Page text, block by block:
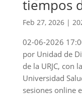
tiempos
Feb 27, 2026|
02-06-2026
por Unidad de
de la URJC, con
Universidad
sesiones online